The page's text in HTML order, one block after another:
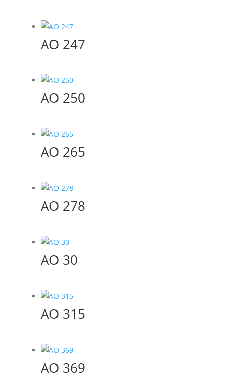
AO 247
AO 250
AO 265
AO 278
AO 30
AO 315
AO 369